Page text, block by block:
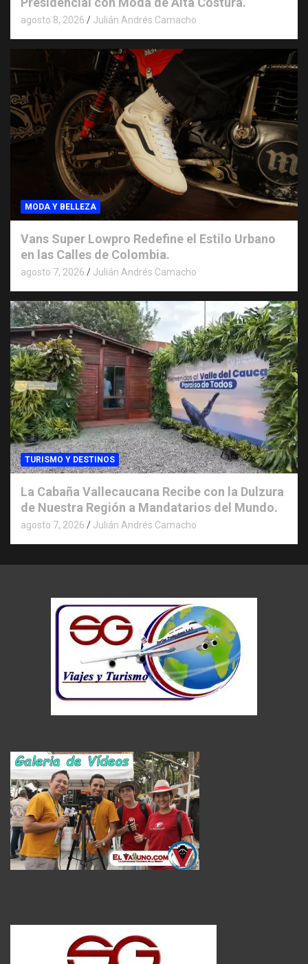
agosto 8, 2026 Julián Andrés Camacho
MODA Y BELLEZA
Vans Super Lowpro Redefine el Estilo Urbano
en las Calles de Colombia.
agosto 7, 2026 Julián Andrés Camacho
TURISMO Y DESTINOS
La Cabaña Vallecaucana Recibe con la Dulzura
de Nuestra Región a Mandatarios del Mundo.
agosto 7, 2026 Julián Andrés Camacho